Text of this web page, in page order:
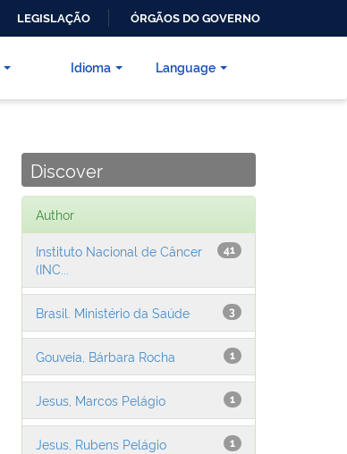
LEGISLAÇÃO ÓRGÃOS DO GOVERNO
Language
Idioma
Discover
Author
41
Instituto Nacional de Câncer
(INC...
3
Brasil. Ministério da Saúde
1
Gouveia, Bárbara Rocha
1
Jesus, Marcos Pelágio
1
Jesus, Rubens Pelágio